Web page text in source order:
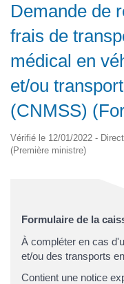
Demande de
frais de
médical en
et/ou
(CNMSS)
Vérifié le 12/01/2022 -
(Première ministre)
Formulaire de la
À compléter en cas
et/ou des transports
Contient une notice